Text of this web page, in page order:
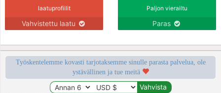
laatuprofiilit
Vahvistettu laatu
Paljon vierailtu
Paras
Työskentelemme kovasti tarjotaksemme sinulle parasta palvelua, ole
ystävällinen ja tue meitä